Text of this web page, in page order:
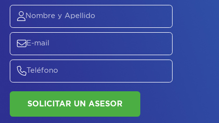
ASESORATE SOBREEL